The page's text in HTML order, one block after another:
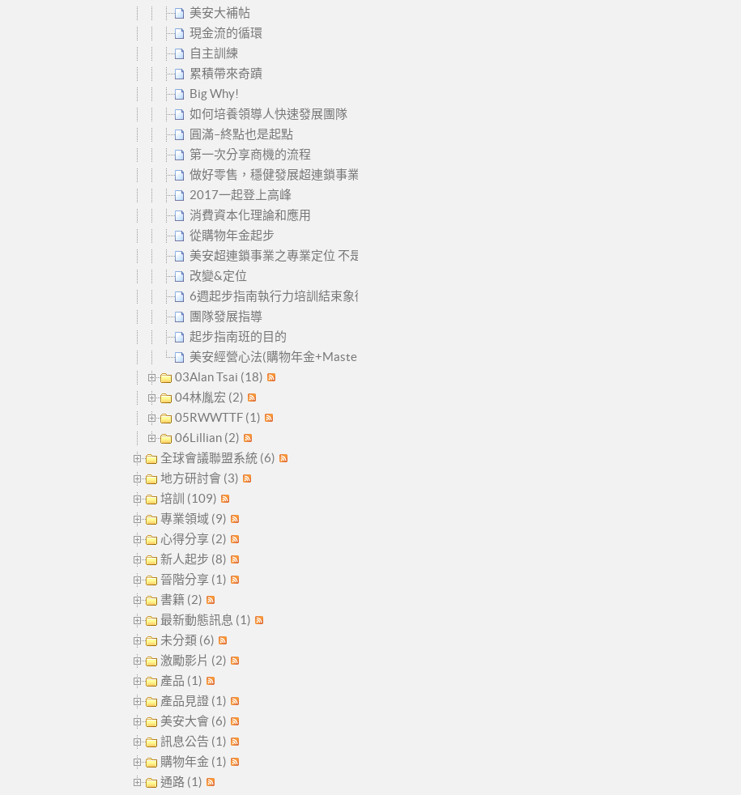
美安大補帖
現金流的循環
自主訓練
累積帶來奇蹟
Big Why!
如何培養領導人快速發展團隊
圓滿–終點也是起點
第一次分享商機的流程
做好零售，穩健發展超連鎖事業
2017一起登上高峰
消費資本化理論和應用
從購物年金起步
美安超連鎖事業之專業定位 不是製造業也不製造產品
改變&定位
6週起步指南執行力培訓結束象徵你的美安事業正要開始
團隊發展指導
起步指南班的目的
美安經營心法(購物年金+MasterUFO)
03Alan Tsai (18)
04林胤宏 (2)
05RWWTTF (1)
06Lillian (2)
全球會議聯盟系統 (6)
地方研討會 (3)
培訓 (109)
專業領域 (9)
心得分享 (2)
新人起步 (8)
晉階分享 (1)
書籍 (2)
最新動態訊息 (1)
未分類 (6)
激勵影片 (2)
產品 (1)
產品見證 (1)
美安大會 (6)
訊息公告 (1)
購物年金 (1)
通路 (1)